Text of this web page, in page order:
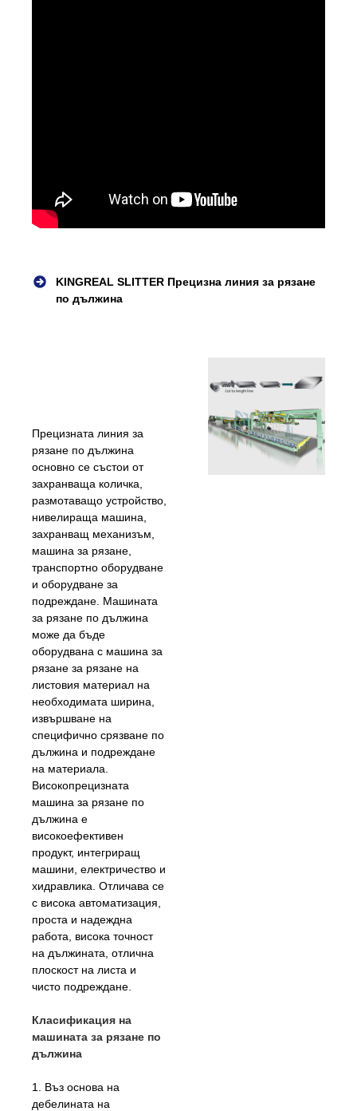
KINGREAL SLITTER Прецизна линия за рязане
по дължина
Прецизната линия за
рязане по дължина
основно се състои от
захранваща количка,
размотаващо устройство,
нивелираща машина,
захранващ механизъм,
машина за рязане,
транспортно оборудване
и оборудване за
подреждане. Машината
за рязане по дължина
може да бъде
оборудвана с машина за
рязане за рязане на
листовия материал на
необходимата ширина,
извършване на
специфично срязване по
дължина и подреждане
на материала.
Високопрецизната
машина за рязане по
дължина е
високоефективен
продукт, интегриращ
машини, електричество и
хидравлика. Отличава се
с висока автоматизация,
проста и надеждна
работа, висока точност
на дължината, отлична
плоскост на листа и
чисто подреждане.
Класификация на
машината за рязане по
дължина
1. Въз основа на
дебелината на